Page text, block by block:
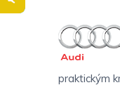
praktickým